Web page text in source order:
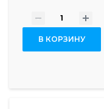
- +
В КОРЗИНУ